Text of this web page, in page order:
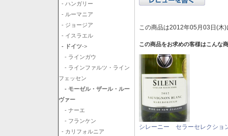
- ハンガリー
- ルーマニア
- ジョージア
- イスラエル
- ドイツ->
- ラインガウ
- ラインファルツ・ライン
フェッセン
- モーゼル・ザール・ルー
ヴァー
- ナーエ
- フランケン
- カリフォルニア
この商品は2012年05月03日(木
この商品をお求めの客様はこんな
シレーニー セラーセレクショ